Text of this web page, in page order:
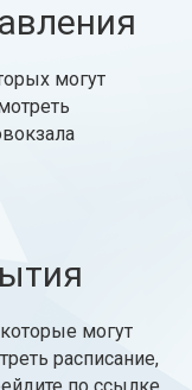
могут
могут
расписание,